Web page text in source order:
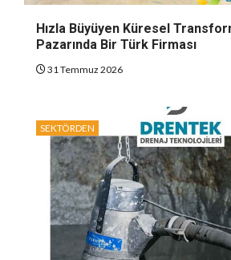
Hızla Büyüyen Küresel
Pazarında Bir Türk Firması
31 Temmuz 2026
SEKTÖRDEN